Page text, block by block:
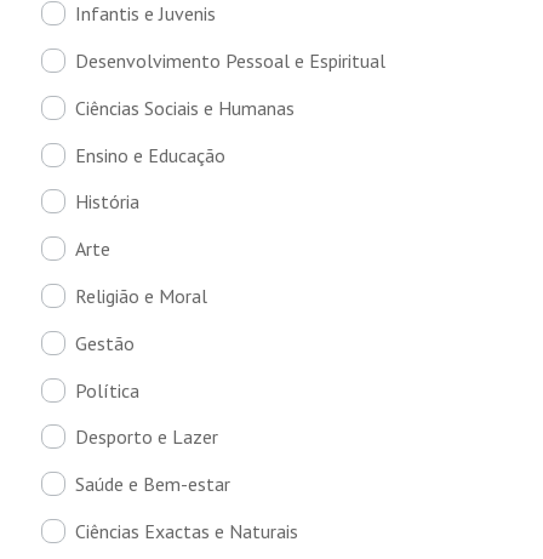
Infantis e Juvenis
Desenvolvimento Pessoal e Espiritual
Ciências Sociais e Humanas
Ensino e Educação
História
Arte
Religião e Moral
Gestão
Política
Desporto e Lazer
Saúde e Bem-estar
Ciências Exactas e Naturais